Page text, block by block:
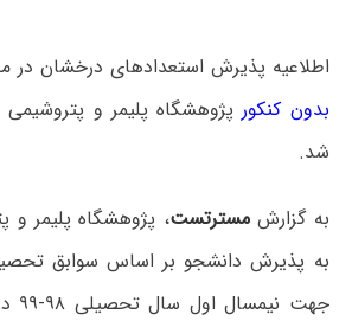
اطلاعیه پذیرش استعدادهای درخشان در
بدون کنکور
شد.
به گزارشمسترتست، پژوهشگاه پلیمر و
به پذیرش دانشجو بر اساس سوابق